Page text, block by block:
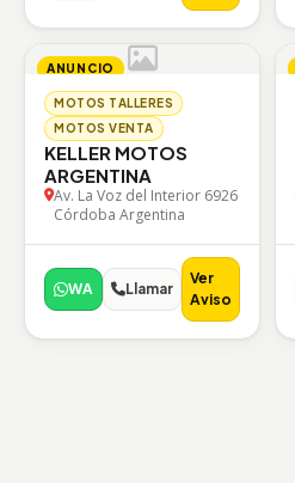
ANUNCIO
MOTOS TALLERES
MOTOS VENTA
KELLER MOTOS
ARGENTINA
Av. La Voz del Interior 6926
Córdoba Argentina
WA Llamar
Ver
Aviso